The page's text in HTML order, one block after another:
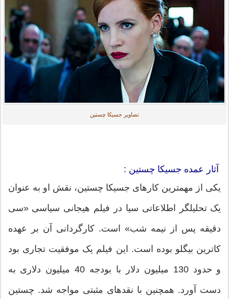
تصاویر جسیکا چستین
آثار عمده جسیکا چستین :
یکی از مهمترین کارهای جسیکا چستین، نقش او به عنوان
یک تحلیلگر اطلاعاتی سیا در فیلم هیجانی سیاسی «سی
دقیقه پس از نیمه شب» است. کارگردانی آن بر عهده
کاترین بیگلو بوده است. این فیلم یک موفقیت تجاری بود
و حدود 130 میلیون دلار با بودجه 40 میلیون دلاری به
دست آورد. همچنین با نقدهای مثبتی مواجه شد. چستین